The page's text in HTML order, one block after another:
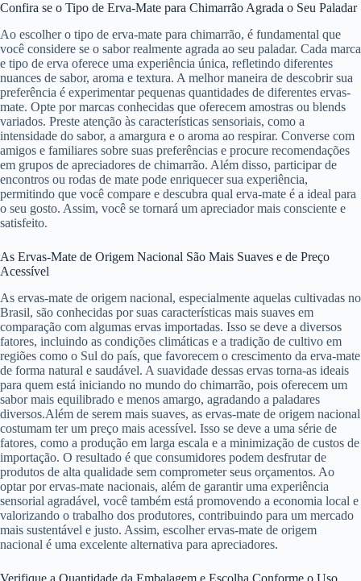
Confira se o Tipo de Erva-Mate para Chimarrão Agrada o Seu Paladar
Ao escolher o tipo de erva-mate para chimarrão, é fundamental que
você considere se o sabor realmente agrada ao seu paladar. Cada marca
e tipo de erva oferece uma experiência única, refletindo diferentes
nuances de sabor, aroma e textura. A melhor maneira de descobrir sua
preferência é experimentar pequenas quantidades de diferentes ervas-
mate. Opte por marcas conhecidas que oferecem amostras ou blends
variados. Preste atenção às características sensoriais, como a
intensidade do sabor, a amargura e o aroma ao respirar. Converse com
amigos e familiares sobre suas preferências e procure recomendações
em grupos de apreciadores de chimarrão. Além disso, participar de
encontros ou rodas de mate pode enriquecer sua experiência,
permitindo que você compare e descubra qual erva-mate é a ideal para
o seu gosto. Assim, você se tornará um apreciador mais consciente e
satisfeito.
As Ervas-Mate de Origem Nacional São Mais Suaves e de Preço
Acessível
As ervas-mate de origem nacional, especialmente aquelas cultivadas no
Brasil, são conhecidas por suas características mais suaves em
comparação com algumas ervas importadas. Isso se deve a diversos
fatores, incluindo as condições climáticas e a tradição de cultivo em
regiões como o Sul do país, que favorecem o crescimento da erva-mate
de forma natural e saudável. A suavidade dessas ervas torna-as ideais
para quem está iniciando no mundo do chimarrão, pois oferecem um
sabor mais equilibrado e menos amargo, agradando a paladares
diversos.Além de serem mais suaves, as ervas-mate de origem nacional
costumam ter um preço mais acessível. Isso se deve a uma série de
fatores, como a produção em larga escala e a minimização de custos de
importação. O resultado é que consumidores podem desfrutar de
produtos de alta qualidade sem comprometer seus orçamentos. Ao
optar por ervas-mate nacionais, além de garantir uma experiência
sensorial agradável, você também está promovendo a economia local e
valorizando o trabalho dos produtores, contribuindo para um mercado
mais sustentável e justo. Assim, escolher ervas-mate de origem
nacional é uma excelente alternativa para apreciadores.
Verifique a Quantidade da Embalagem e Escolha Conforme o Uso